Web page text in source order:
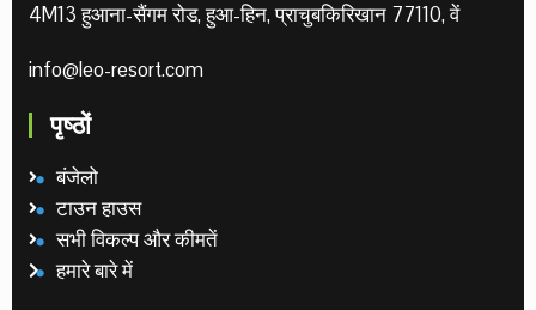
4M13 हुआना-सैंगम रोड, हुआ-हिन, प्राचुबकिरिखान 77110, वें
info@leo-resort.com
पृष्ठों
बंजेलो
टाउन हाउस
सभी विकल्प और कीमतें
हमारे बारे में